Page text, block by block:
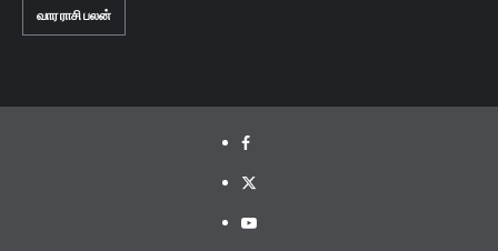
வார ராசி பலன்
Facebook
Twitter
Youtube